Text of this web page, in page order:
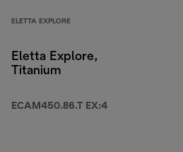
ELETTA EXPLORE
Eletta Explore,
Titanium
ECAM450.86.T EX:4